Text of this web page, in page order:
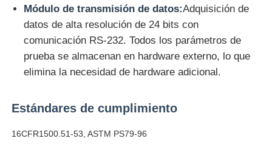
máquina de prueba de tela
Regulador de la temperatura y de la humedad
probador de la dureza
Módulo de transmisión de datos:Adquisición de
datos de alta resolución de 24 bits con
comunicación RS-232. Todos los parámetros de
prueba se almacenan en hardware externo, lo que
elimina la necesidad de hardware adicional.
Estándares de cumplimiento
16CFR1500.51-53, ASTM PS79-96